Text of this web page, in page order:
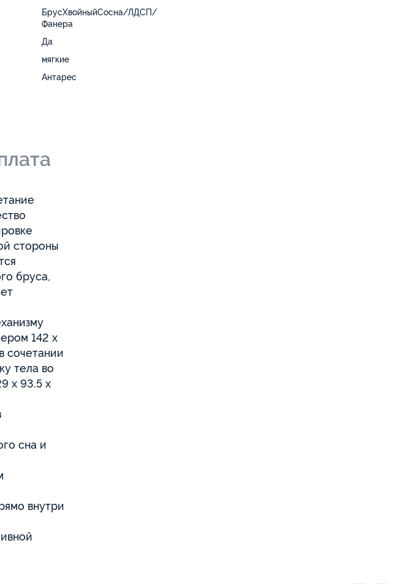
БрусХвойныйСосна/ЛДСП/
Фанера
Да
мягкие
Антарес
стороны
бруса,
142 х
сочетании
тела во
х 93.5 х
сна и
внутри